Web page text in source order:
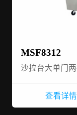
MSF8312
查看详情